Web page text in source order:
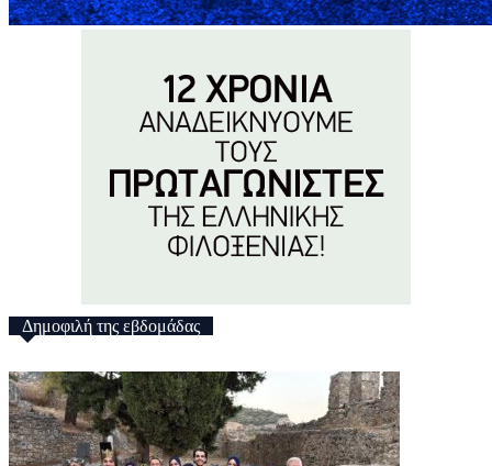
Δημοφιλή της εβδομάδας